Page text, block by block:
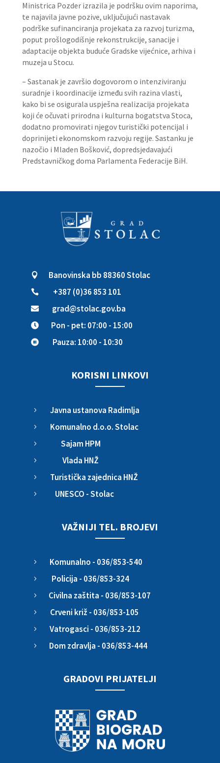
Ministrica Pozder izrazila je podršku ovim naporima,
te najavila javne pozive, uključujući nastavak
podrške sufinanciranja projekata za razvoj turizma,
poput prošlogodišnje rekonstrukcije, sanacije i
adaptacije objekta buduće Gradske vijećnice, arhiva i
muzeja u Stocu.
– Sastanak je završio dogovorom o intenziviranju
suradnje i koordinacije između svih razina vlasti,
kako bi se osigurala uspješna realizacija projekata
koji će očuvati prirodna i kulturna bogatstva Stoca,
dodatno promovirati njegov turistički potencijal i
doprinijeti ekonomskom razvoju regije. Sastanku je
nazočio i Mladen Bošković, dopredsjedavajući
Predstavničkog doma Parlamenta Federacije BiH.
 Banovinska bb 88360 Stolac
 +387 (0)36 853 101
 grad@stolac.gov.ba
 Pon - pet: 07:00 - 15:00
 Pauza: 10:00 - 10:30
KORISNI LINKOVI
5 Javna ustanova Radimlja
5 Komunalno d.o.o. Stolac
5 Sajam HPM
5 Vlada HNŽ
5 Turistička zajednica HNŽ
5 UNESCO - Stolac
VAŽNIJI TEL. BROJEVI
5 Komunalno - 036/853-540
5 Policija - 036/853-324
5 Civilna zaštita - 036/853-107
5 Crveni križ - 036/853-105
5 Vatrogasci - 036/853-212
5 Dom zdravlja - 036/853-444
GRADOVI PRIJATELJI